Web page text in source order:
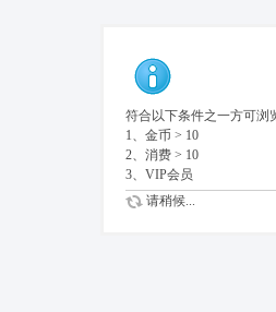
符合以下条件之一方可浏
1、金币 > 10
2、消费 > 10
3、VIP会员
请稍候...